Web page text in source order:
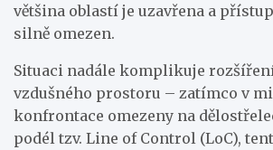
většina oblastí je uzavřena a
silně omezen.
Situaci nadále komplikuje
vzdušného prostoru – zatímco v
konfrontace omezeny na
podél tzv. Line of Control (LoC),